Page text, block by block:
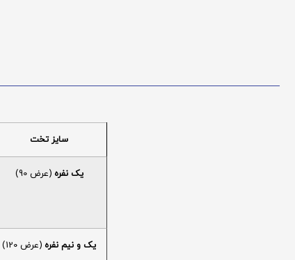
سایز تخت
یک نفره (عرض 90)
یک و نیم نفره (عرض 120)